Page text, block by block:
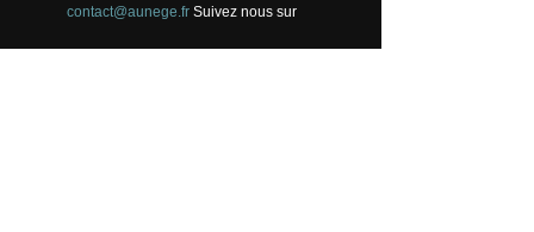
contact@aunege.frSuivez nous sur